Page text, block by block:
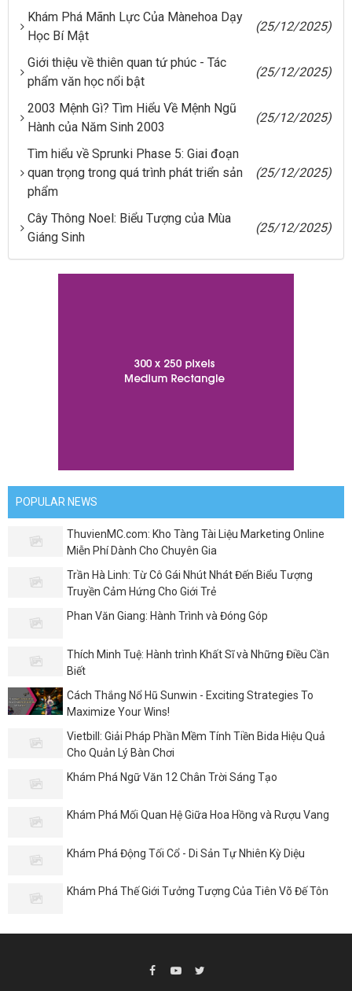
Khám Phá Mãnh Lực Của Mànehoa Dạy
Học Bí Mật
(25/12/2025)
Giới thiệu về thiên quan tứ phúc - Tác
phẩm văn học nổi bật
(25/12/2025)
2003 Mệnh Gì? Tìm Hiểu Về Mệnh Ngũ
Hành của Năm Sinh 2003
(25/12/2025)
Tìm hiểu về Sprunki Phase 5: Giai đoạn
quan trọng trong quá trình phát triển sản
phẩm
(25/12/2025)
Cây Thông Noel: Biểu Tượng của Mùa
Giáng Sinh
(25/12/2025)
POPULAR NEWS
ThuvienMC.com: Kho Tàng Tài Liệu Marketing Online
Miễn Phí Dành Cho Chuyên Gia
Trần Hà Linh: Từ Cô Gái Nhút Nhát Đến Biểu Tượng
Truyền Cảm Hứng Cho Giới Trẻ
Phan Văn Giang: Hành Trình và Đóng Góp
Thích Minh Tuệ: Hành trình Khất Sĩ và Những Điều Cần
Biết
Cách Thắng Nổ Hũ Sunwin - Exciting Strategies To
Maximize Your Wins!
Vietbill: Giải Pháp Phần Mềm Tính Tiền Bida Hiệu Quả
Cho Quản Lý Bàn Chơi
Khám Phá Ngữ Văn 12 Chân Trời Sáng Tạo
Khám Phá Mối Quan Hệ Giữa Hoa Hồng và Rượu Vang
Khám Phá Động Tối Cổ - Di Sản Tự Nhiên Kỳ Diệu
Khám Phá Thế Giới Tưởng Tượng Của Tiên Võ Đế Tôn